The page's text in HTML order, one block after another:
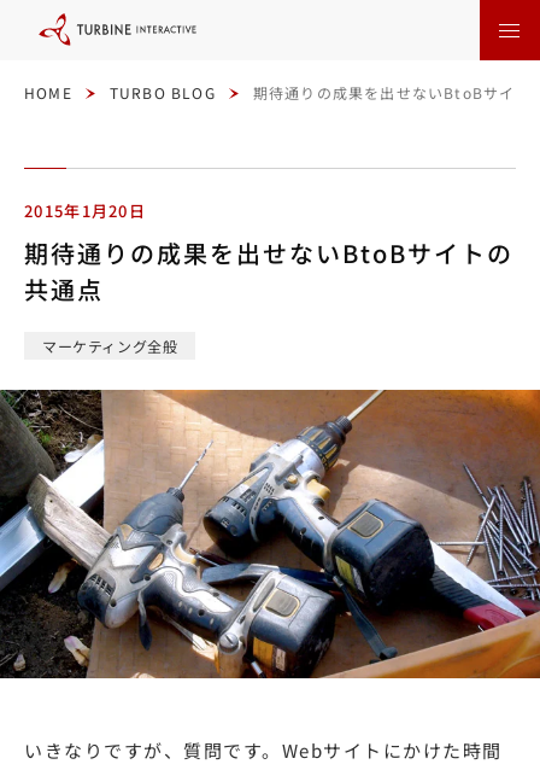
HOME TURBO BLOG 期待通りの成果を出せないBtoBサイト
2015年1月20日
期待通りの成果を出せないBtoBサイトの
共通点
マーケティング全般
いきなりですが、質問です。Webサイトにかけた時間